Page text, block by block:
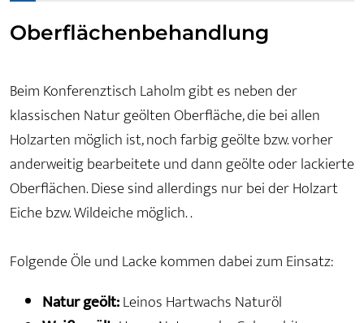
Oberflächenbehandlung
Beim Konferenztisch Laholm gibt es neben der
klassischen Natur geölten Oberfläche, die bei allen
Holzarten möglich ist, noch farbig geölte bzw. vorher
anderweitig bearbeitete und dann geölte oder lackierte
Oberflächen. Diese sind allerdings nur bei der Holzart
Eiche bzw. Wildeiche möglich. .
Folgende Öle und Lacke kommen dabei zum Einsatz:
Natur geölt:Leinos Hartwachs Naturöl